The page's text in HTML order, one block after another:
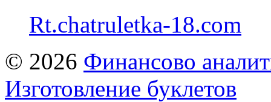
Rt.chatruletka-18.com
© 2026 Финансово
Изготовление буклетов